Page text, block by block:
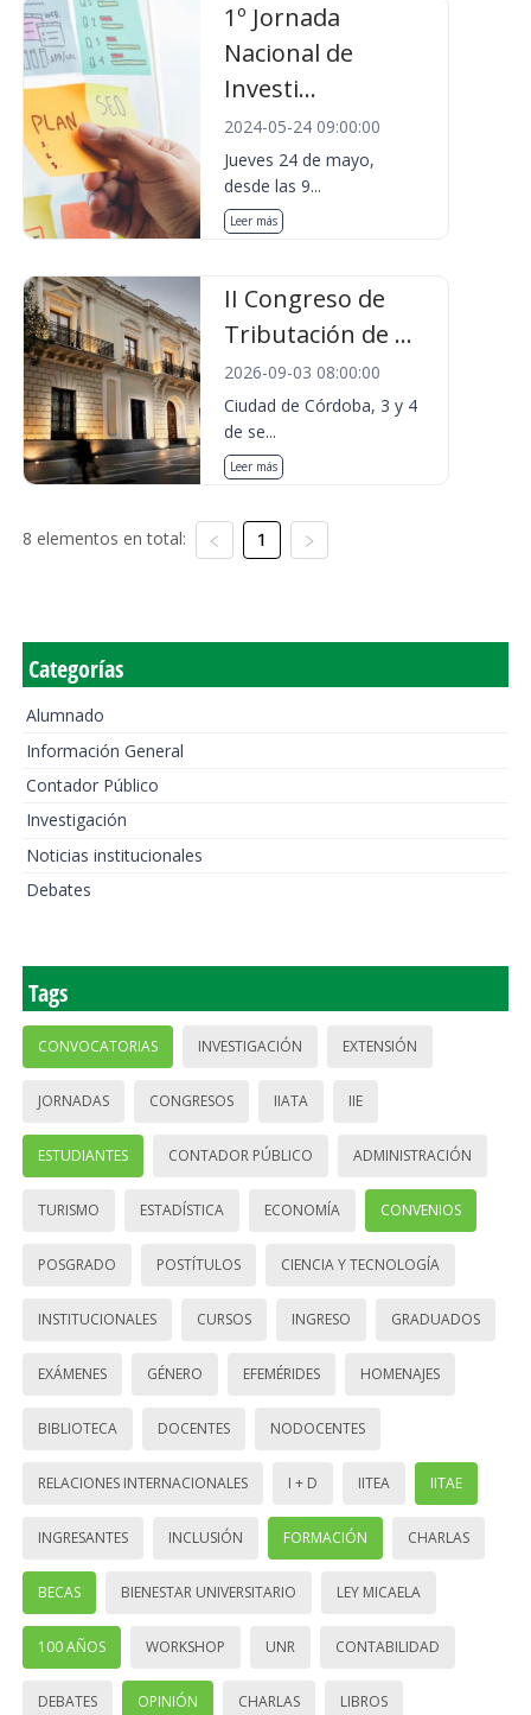
1º Jornada
Nacional de
Investi...
2024-05-24 09:00:00
Jueves 24 de mayo,
desde las 9...
Leer más
II Congreso de
Tributación de ...
2026-09-03 08:00:00
Ciudad de Córdoba, 3 y 4
de se...
Leer más
8 elementos en total: 1
Categorías
Alumnado
Información General
Contador Público
Investigación
Noticias institucionales
Debates
Tags
CONVOCATORIAS INVESTIGACIÓN EXTENSIÓN
JORNADAS CONGRESOS IIATA IIE
ESTUDIANTES CONTADOR PÚBLICO ADMINISTRACIÓN
TURISMO ESTADÍSTICA ECONOMÍA CONVENIOS
POSGRADO POSTÍTULOS CIENCIA Y TECNOLOGÍA
INSTITUCIONALES CURSOS INGRESO GRADUADOS
EXÁMENES GÉNERO EFEMÉRIDES HOMENAJES
BIBLIOTECA DOCENTES NODOCENTES
RELACIONES INTERNACIONALES I + D IITEA IITAE
INGRESANTES INCLUSIÓN FORMACIÓN CHARLAS
BECAS BIENESTAR UNIVERSITARIO LEY MICAELA
100 AÑOS WORKSHOP UNR CONTABILIDAD
DEBATES OPINIÓN CHARLAS LIBROS